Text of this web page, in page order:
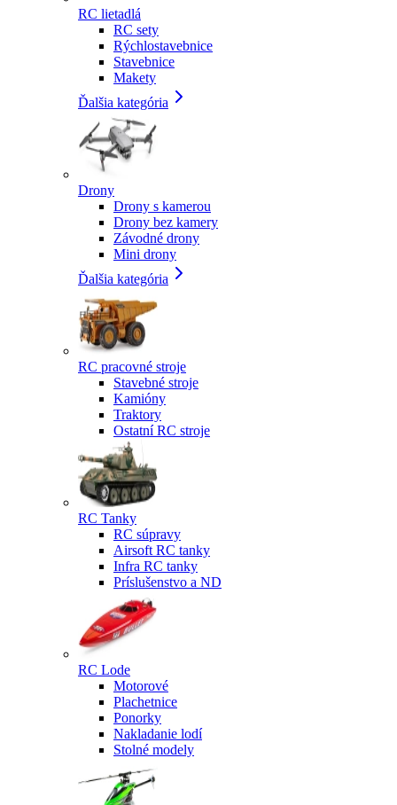
RC lietadlá
RC sety
Rýchlostavebnice
Stavebnice
Makety
Ďalšia kategória
Drony
Drony s kamerou
Drony bez kamery
Závodné drony
Mini drony
Ďalšia kategória
RC pracovné stroje
Stavebné stroje
Kamióny
Traktory
Ostatní RC stroje
RC Tanky
RC súpravy
Airsoft RC tanky
Infra RC tanky
Príslušenstvo a ND
RC Lode
Motorové
Plachetnice
Ponorky
Nakladanie lodí
Stolné modely